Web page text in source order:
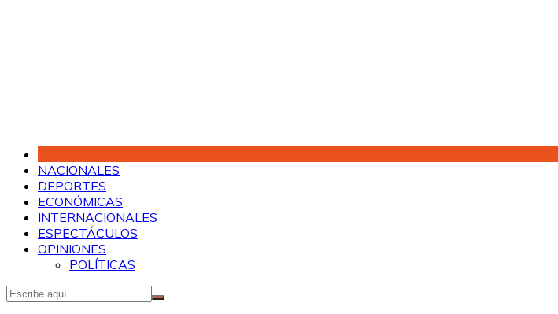
NACIONALES
DEPORTES
ECONÓMICAS
INTERNACIONALES
ESPECTÁCULOS
OPINIONES
POLÍTICAS